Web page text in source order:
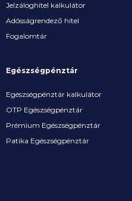
Jelzáloghitel kalkulátor
Adósságrendező hitel
Fogalomtár
Egészségpénztár
Egészségpénztár kalkulátor
OTP Egészségpénztár
Prémium Egészségpénztár
Patika Egészségpénztár